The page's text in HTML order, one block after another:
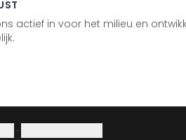
actief in voor het milieu en
·